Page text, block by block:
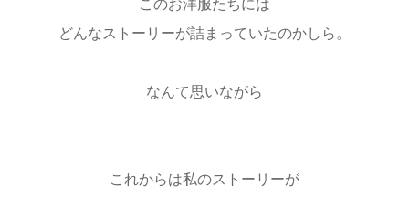
どんなストーリーが詰まっていたのかしら。
なんて思いながら
これからは私のストーリーが